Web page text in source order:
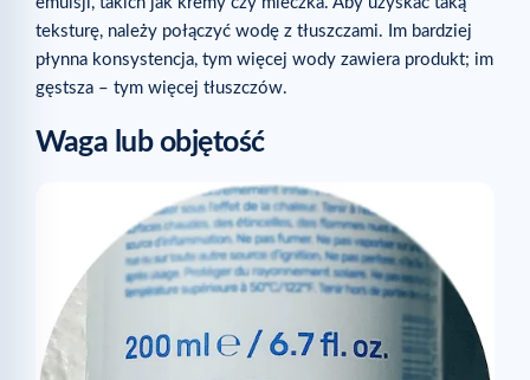
teksturę, należy połączyć wodę z tłuszczami. Im bardziej
płynna konsystencja, tym więcej wody zawiera produkt; im
gęstsza – tym więcej tłuszczów.
Waga lub objętość